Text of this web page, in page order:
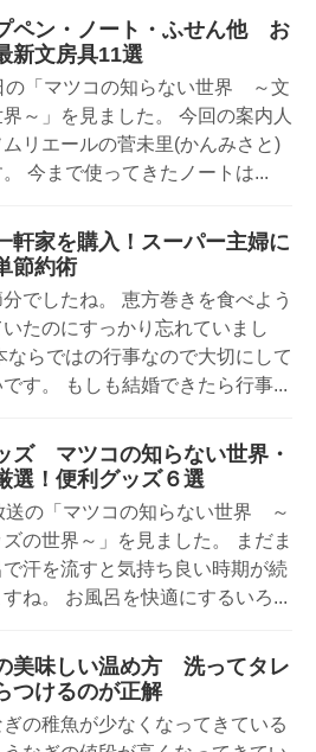
ペン・ノート・ふせん他 お
新文房具11選
の「マツコの知らない世界 ～文
～」を見ました。 今回の案内人
リエールの菅未里(かんみさと)
今まで使ってきたノートは...
軒家を購入！スーパー主婦に
節約術
でしたね。 恵方巻きを食べよう
いたのにすっかり忘れていまし
ならではの行事なので大切にして
す。 もしも結婚できたら行事...
ズ マツコの知らない世界・
選！便利グッズ６選
送の「マツコの知らない世界 ～
の世界～」を見ました。 まだま
汗を流すと気持ち良い時期が続
ね。 お風呂を快適にするいろ...
美味しい温め方 洗ってタレ
つけるのが正解
の稚魚が少なくなってきている